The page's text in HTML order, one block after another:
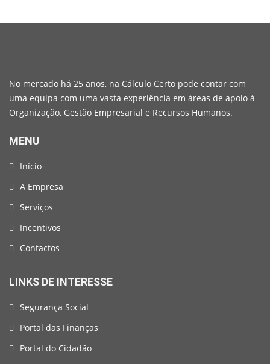
No mercado há 25 anos, na Cálculo Certo pode contar com
uma equipa com uma vasta experiência em áreas de apoio à
Organização, Gestão Empresarial e Recursos Humanos.
MENU
Início
A Empresa
Serviços
Incentivos
Contactos
LINKS DE INTERESSE
Segurança Social
Portal das Finanças
Portal do Cidadão